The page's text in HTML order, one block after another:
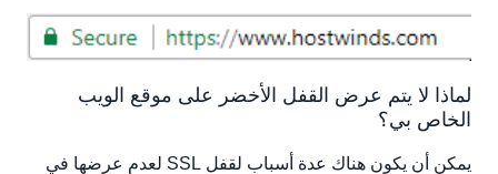
لماذا لا يتم عرض القفل الأخضر على موقع الويب
الخاص بي؟
يمكن أن يكون هناك عدة أسباب لقفل SSL لعدم عرضها في